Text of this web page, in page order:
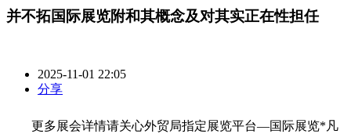
并不拓国际展览附和其概念及对其实正在性担任
2025-11-01 22:05
分享
更多展会详情请关心外贸局指定展览平台—国际展览*凡